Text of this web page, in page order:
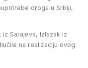
droga u Srbiji,
Sarajeva, Izlazak iz
na realizaciju ovog